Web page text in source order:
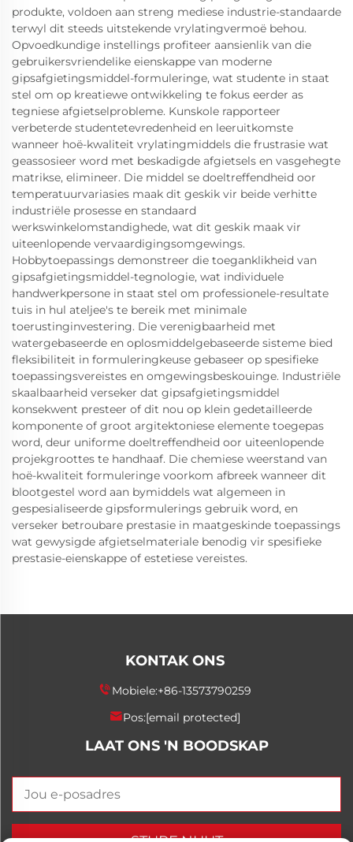
produkte, voldoen aan streng mediese industrie-standaarde
terwyl dit steeds uitstekende vrylatingvermoë behou.
Opvoedkundige instellings profiteer aansienlik van die
gebruikersvriendelike eienskappe van moderne
gipsafgietingsmiddel-formuleringe, wat studente in staat
stel om op kreatiewe ontwikkeling te fokus eerder as
tegniese afgietselprobleme. Kunskole rapporteer
verbeterde studentetevredenheid en leeruitkomste
wanneer hoë-kwaliteit vrylatingmiddels die frustrasie wat
geassosieer word met beskadigde afgietsels en vasgehegte
matrikse, elimineer. Die middel se doeltreffendheid oor
temperatuurvariasies maak dit geskik vir beide verhitte
industriële prosesse en standaard
werkswinkelomstandighede, wat dit geskik maak vir
uiteenlopende vervaardigingsomgewings.
Hobbytoepassings demonstreer die toeganklikheid van
gipsafgietingsmiddel-tegnologie, wat individuele
handwerkpersone in staat stel om professionele-resultate
tuis in hul ateljee's te bereik met minimale
toerustinginvestering. Die verenigbaarheid met
watergebaseerde en oplosmiddelgebaseerde sisteme bied
fleksibiliteit in formuleringkeuse gebaseer op spesifieke
toepassingsvereistes en omgewingsbeskouinge. Industriële
skaalbaarheid verseker dat gipsafgietingsmiddel
konsekwent presteer of dit nou op klein gedetailleerde
komponente of groot argitektoniese elemente toegepas
word, deur uniforme doeltreffendheid oor uiteenlopende
projekgroottes te handhaaf. Die chemiese weerstand van
hoë-kwaliteit formuleringe voorkom afbreek wanneer dit
blootgestel word aan bymiddels wat algemeen in
gespesialiseerde gipsformulerings gebruik word, en
verseker betroubare prestasie in maatgeskinde toepassings
wat gewysigde afgietselmateriale benodig vir spesifieke
prestasie-eienskappe of estetiese vereistes.
KONTAK ONS
Mobiele:+86-13573790259
Pos:[email protected]
LAAT ONS 'N BOODSKAP